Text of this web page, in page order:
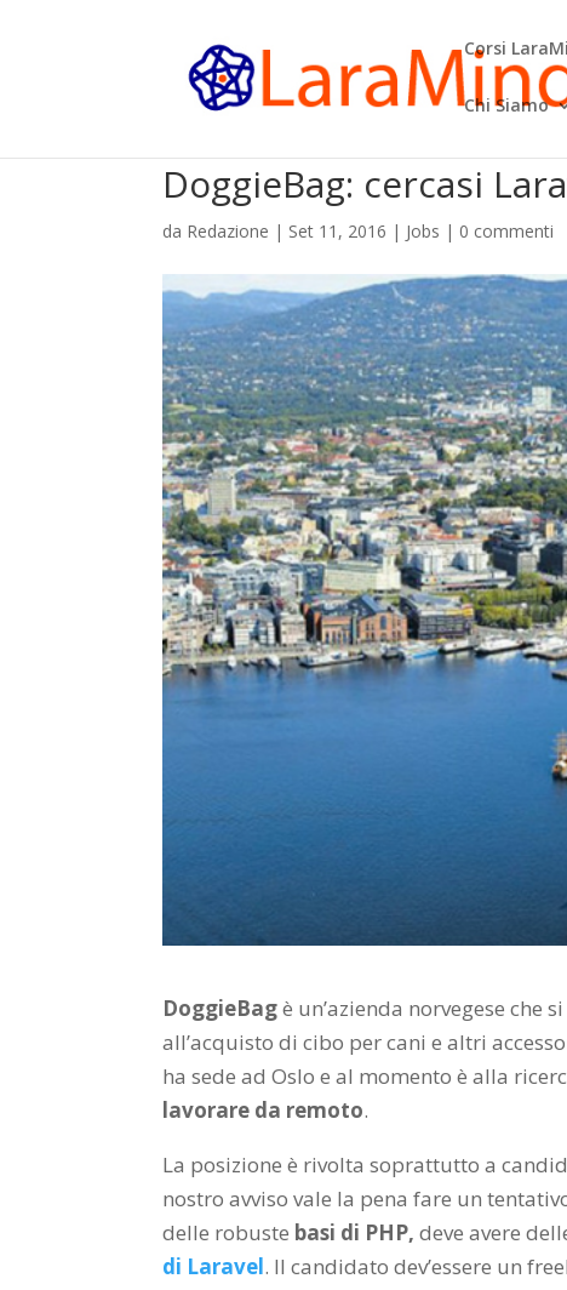
Corsi
Chi Siamo
DoggieBag: cercasi
da Redazione | Set 11, 2016 | Jobs | 0 commenti
DoggieBagè un’azienda norvegese
all’acquisto di cibo per cani e altri
ha sede ad Oslo e al momento è alla
lavorare da remoto.
La posizione è rivolta soprattutto a
nostro avviso vale la pena fare un
delle robuste basi di PHP, deve avere
di Laravel. Il candidato dev’essere un